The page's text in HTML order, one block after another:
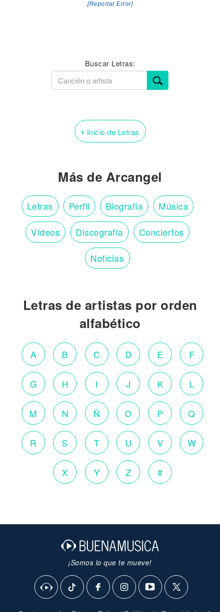
[Reportar Error]
Buscar Letras:
‹ Inicio de Letras
Más de Arcangel
Letras Perfil Biografía Música
Vídeos Discografía Conciertos
Noticias
Letras de artistas por orden
alfabético
A B C D E F
G H I J K L
M N Ñ O P Q
R S T U V W
X Y Z #
¡Somos lo que te mueve!